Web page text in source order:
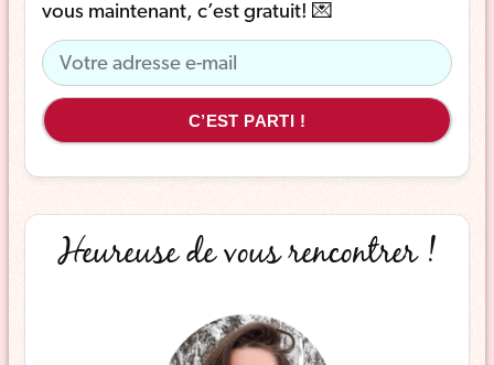
vous maintenant, c’est gratuit! 💌
C’EST PARTI !
Heureuse de vous rencontrer !